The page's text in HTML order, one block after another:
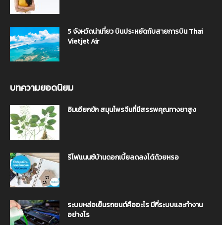
5 จังหวัดน่าเที่ยว บินประหยัดกับสายการบิน Thai
Vietjet Air
บทความยอดนิยม
อิมเอียกขัก สมุนไพรจีนที่มีสรรพคุณทางยาสูง
รีไฟแนนซ์บ้านดอกเบี้ยลดลงได้ด้วยหรอ
ระบบหล่อเย็นรถยนต์คืออะไร มีกี่ระบบและทำงาน
อย่างไร